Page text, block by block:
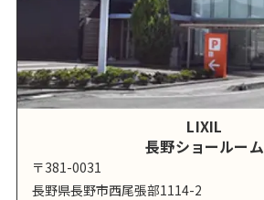
LIXIL
長野ショールーム
〒381-0031
長野県長野市西尾張部1114-2